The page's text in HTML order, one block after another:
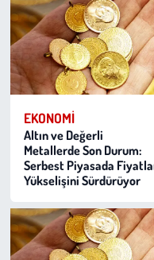
EKONOMI
Altın ve Değerli
Metallerde Son Durum:
Serbest Piyasada
Yükselişini Sürdürüyor